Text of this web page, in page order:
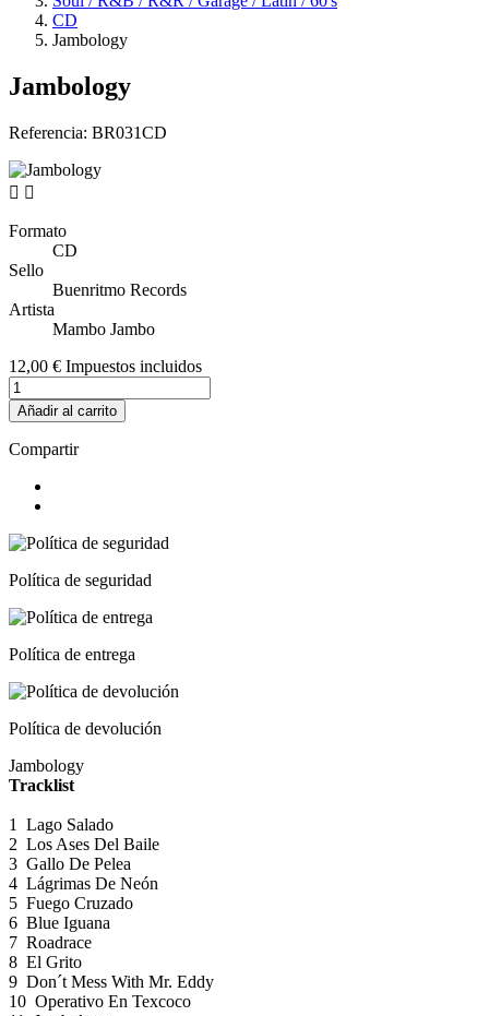
CD
Jambology
Jambology
Referencia: BR031CD
 
Formato
CD
Sello
Buenritmo Records
Artista
Mambo Jambo
12,00 € Impuestos incluidos
Añadir al carrito
Compartir
Política de seguridad
Política de entrega
Política de devolución
Jambology
Tracklist
1
Lago Salado
2 Los Ases Del Baile
3 Gallo De Pelea
4 Lágrimas De Neón
5 Fuego Cruzado
6 Blue Iguana
7 Roadrace
8 El Grito
9 Don´t Mess With Mr. Eddy
10 Operativo En Texcoco